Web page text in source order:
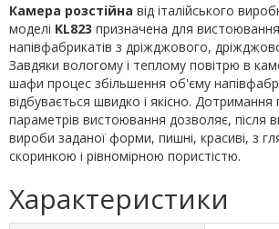
Камера розстійна від італійського
моделі KL823 призначена для вистоювання
напівфабрикатів з дріжджового,
Завдяки вологому і теплому повітрю в
шафи процес збільшення об'єму
відбувається швидко і якісно. Дотримання
параметрів вистоювання дозволяє, після
вироби заданої форми, пишні, красиві, з
скоринкою і рівномірною пористістю.
Характеристики